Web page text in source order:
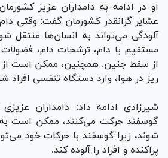
او در ادامه به دامداران عزیز
عشایر گرانقدر کشورمان گفت: وقتی
آلودگی می‌تواند به انسان‌ها منتقل
مستقیم با دام، ترشحات دام،
از سقط جنین. همچنین، ممکن است از
ریز در هوا، وارد دستگاه تنفسی افراد
شیرزادی ادامه داد: دامداران
گوسفند حرکت می‌کنند، ممکن است
شوند، زیرا گوسفند با حرکات خود
پراکنده و افراد را آلوده کند.